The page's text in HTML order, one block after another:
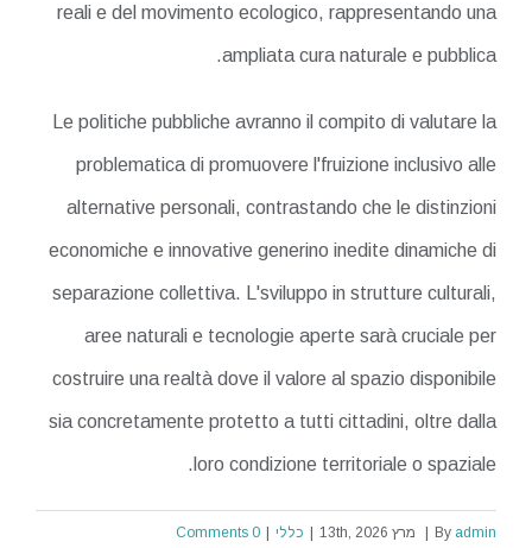
reali e del movimento ecologico, rappresentando una
ampliata cura naturale e pubblica.
Le politiche pubbliche avranno il compito di valutare la
problematica di promuovere l'fruizione inclusivo alle
alternative personali, contrastando che le distinzioni
economiche e innovative generino inedite dinamiche di
separazione collettiva. L'sviluppo in strutture culturali,
aree naturali e tecnologie aperte sarà cruciale per
costruire una realtà dove il valore al spazio disponibile
sia concretamente protetto a tutti cittadini, oltre dalla
loro condizione territoriale o spaziale.
By admin מרץ 13th, 2026 כללי 0 Comments